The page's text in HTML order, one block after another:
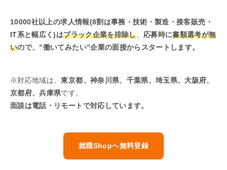
10000社以上の求人情報(8割は事務・技術・製造・接客販売・
IT系と幅広く)はブラック企業を排除し、 応募時に書類選考が無
いので、”働いてみたい”企業の面接からスタートします。
※対応地域は、東京都、神奈川県、千葉県、埼玉県、大阪府、
京都府、兵庫県です。
面談は電話・リモートで対応しています。
就職Shopへ無料登録